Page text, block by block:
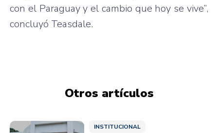
con el Paraguay y el cambio que hoy se vive”,
concluyó Teasdale.
Otros artículos
INSTITUCIONAL